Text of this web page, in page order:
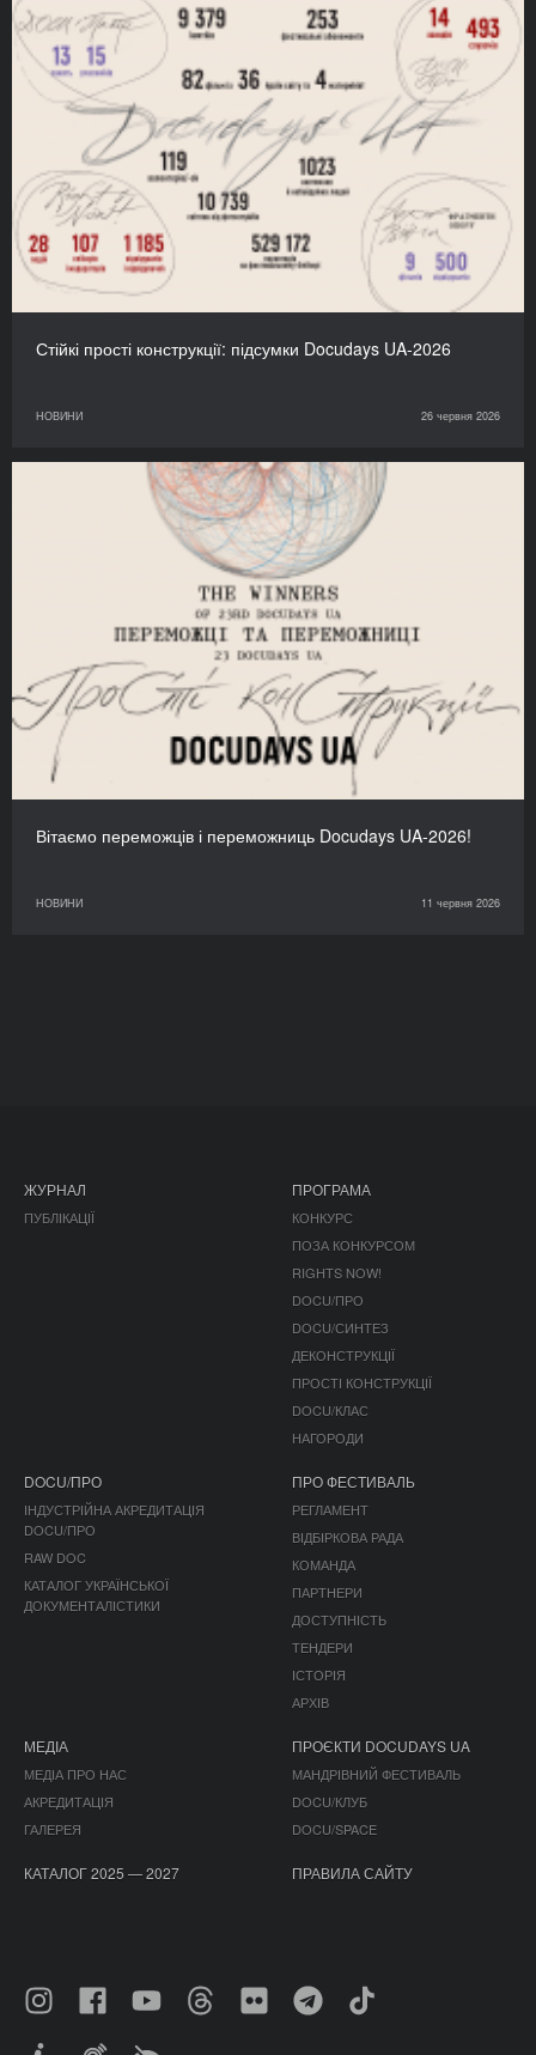
Стійкі прості конструкції: підсумки Docudays UA-2026
НОВИНИ 26 червня 2026
Вітаємо переможців і переможниць Docudays UA-2026!
НОВИНИ 11 червня 2026
ЖУРНАЛ
ПУБЛІКАЦІЇ
ПРОГРАМА
КОНКУРС
ПОЗА КОНКУРСОМ
RIGHTS NOW!
DOCU/ПРО
DOCU/СИНТЕЗ
ДЕКОНСТРУКЦІЇ
ПРОСТІ КОНСТРУКЦІЇ
DOCU/КЛАС
НАГОРОДИ
DOCU/ПРО
ІНДУСТРІЙНА АКРЕДИТАЦІЯ
DOCU/ПРО
RAW DOC
КАТАЛОГ УКРАЇНСЬКОЇ
ДОКУМЕНТАЛІСТИКИ
ПРО ФЕСТИВАЛЬ
РЕГЛАМЕНТ
ВІДБІРКОВА РАДА
КОМАНДА
ПАРТНЕРИ
ДОСТУПНІСТЬ
ТЕНДЕРИ
ІСТОРІЯ
АРХІВ
МЕДІА
МЕДІА ПРО НАС
АКРЕДИТАЦІЯ
ГАЛЕРЕЯ
ПРОЄКТИ DOCUDAYS UA
МАНДРІВНИЙ ФЕСТИВАЛЬ
DOCU/КЛУБ
DOCU/SPACE
КАТАЛОГ 2025 — 2027 ПРАВИЛА САЙТУ